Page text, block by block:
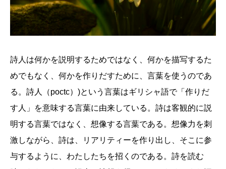
詩人は何かを説明するためではなく、何かを描写するた
めでもなく、何かを作りだすために、言葉を使うのであ
る。詩人（poctc）)という言葉はギリシャ語で「作りだ
す人」を意味する言葉に由来している。詩は客観的に説
明する言葉ではなく、想像する言葉である。想像力を刺
激しながら、詩は、リアリティーを作り出し、そこに参
与するように、わたしたちを招くのである。詩を読む